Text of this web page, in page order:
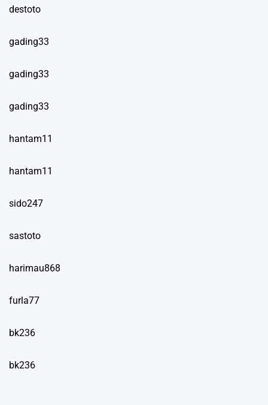
destoto
gading33
gading33
gading33
hantam11
hantam11
sido247
sastoto
harimau868
furla77
bk236
bk236